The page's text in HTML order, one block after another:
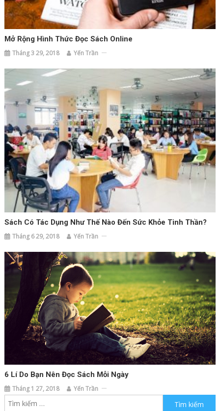
Mở Rộng Hình Thức Đọc Sách Online
Tháng 3 29, 2018 Yến Trần
Sách Có Tác Dụng Như Thế Nào Đến Sức Khỏe Tinh Thần?
Tháng 6 29, 2018 Yến Trần
6 Lí Do Bạn Nên Đọc Sách Mỗi Ngày
Tháng 1 27, 2018 Yến Trần
Tìm kiếm cho: